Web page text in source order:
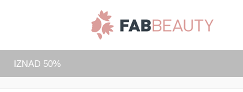
IZNAD 50%